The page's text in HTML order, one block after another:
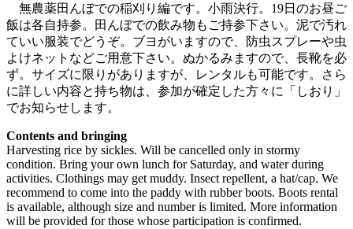
無農薬田んぼでの稲刈り編です。小雨決行。19日のお昼ご
飯は各自持参。田んぼでの飲み物もご持参下さい。泥で汚れ
ていい服装でどうぞ。ブヨがいますので、防虫スプレーや虫
よけネットなどご用意下さい。ぬかるみますので、長靴を必
ず。サイズに限りがありますが、レンタルも可能です。さら
に詳しい内容と持ち物は、参加が確定した方々に「しおり」
でお知らせします。
Contents and bringing
Harvesting rice by sickles. Will be cancelled only in stormy
condition. Bring your own lunch for Saturday, and water during
activities. Clothings may get muddy. Insect repellent, a hat/cap. We
recommend to come into the paddy with rubber boots. Boots rental
is available, although size and number is limited. More information
will be provided for those whose participation is confirmed.